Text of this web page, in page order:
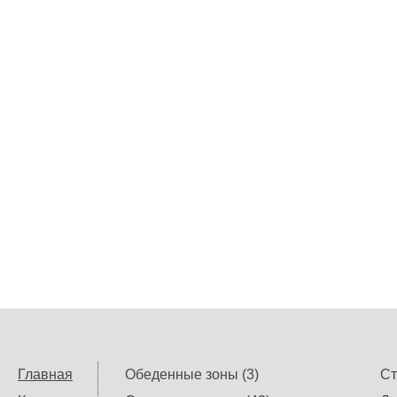
Главная
Обеденные зоны (3)